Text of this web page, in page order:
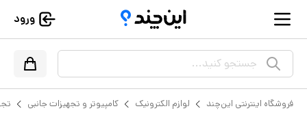
ورود
جستجو کنید...
فروشگاه اینترنتی این‌چند لوازم الکترونیک کامپیوتر و تجهیزات جانبی